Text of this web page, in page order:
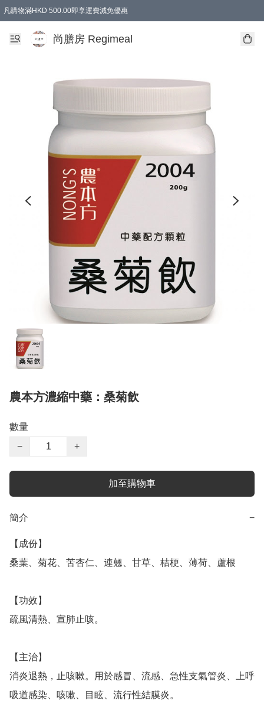
凡購物滿HKD 500.00即享運費減免優惠
尚膳房 Regimeal
農本方濃縮中藥：桑菊飲
數量
−
+
加至購物車
簡介 −
【成份】
桑葉、菊花、苦杏仁、連翹、甘草、桔梗、薄荷、蘆根
【功效】
疏風清熱、宣肺止咳。
【主治】
消炎退熱，止咳嗽。用於感冒、流感、急性支氣管炎、上呼
吸道感染、咳嗽、目眩、流行性結膜炎。